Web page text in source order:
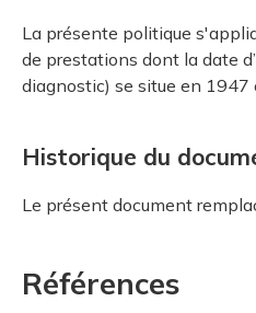
La présente politique
de prestations dont la date
diagnostic) se situe en 1947
Historique du
Le présent document
Références